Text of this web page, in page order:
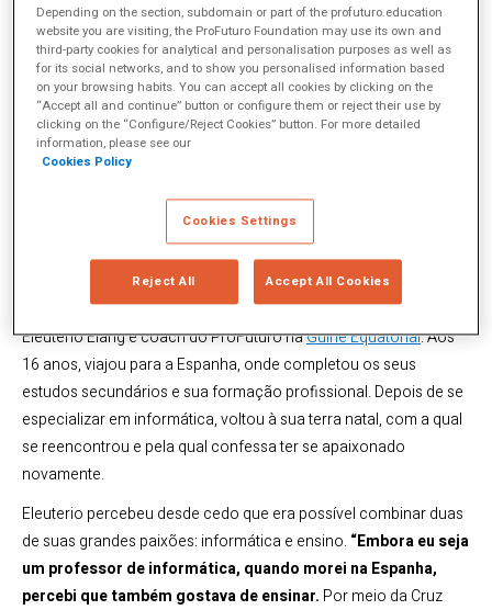
Compartir
“O mundo está passando por
uma mudança com relação às
novas tecnologias e acredito
que a educação não pode ser
deixada para trás”.
Eleuterio Elang é coach do ProFuturo naGuiné Equatorial. Aos
16 anos, viajou para a Espanha, onde completou os seus
estudos secundários e sua formação profissional. Depois de se
especializar em informática, voltou à sua terra natal, com a qual
se reencontrou e pela qual confessa ter se apaixonado
novamente.
Eleuterio percebeu desde cedo que era possível combinar duas
de suas grandes paixões: informática e ensino.“Embora eu seja
um professor de informática, quando morei na Espanha,
percebi que também gostava de ensinar. Por meio da Cruz
Depending on the section, subdomain or part of the profuturo.education
website you are visiting, the ProFuturo Foundation may use its own and
third-party cookies for analytical and personalisation purposes as well as
for its social networks, and to show you personalised information based
on your browsing habits. You can accept all cookies by clicking on the
“Accept all and continue” button or configure them or reject their use by
clicking on the “Configure/Reject Cookies” button. For more detailed
information, please see our
Cookies Policy
Cookies Settings
Reject All Accept All Cookies